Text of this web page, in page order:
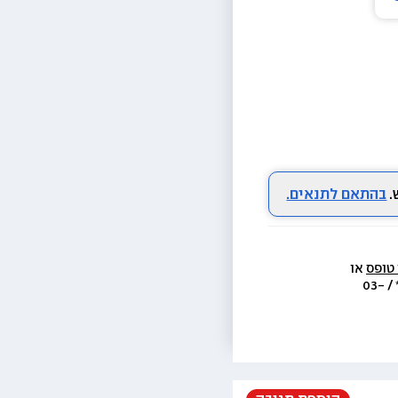
בהתאם לתנאים.
טופס
  או בת.ד 438 ראשון לציון או בטל׳  3733* / 03-